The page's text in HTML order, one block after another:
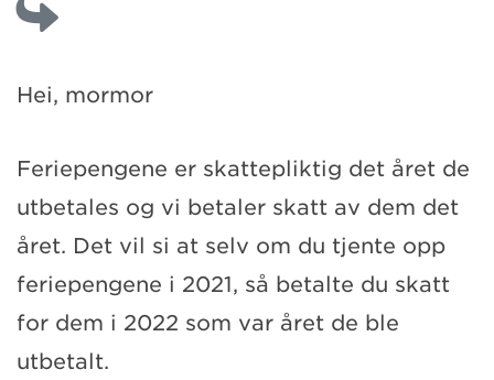
Hei, mormor
Feriepengene er skattepliktig det året de
utbetales og vi betaler skatt av dem det
året. Det vil si at selv om du tjente opp
feriepengene i 2021, så betalte du skatt
for dem i 2022 som var året de ble
utbetalt.